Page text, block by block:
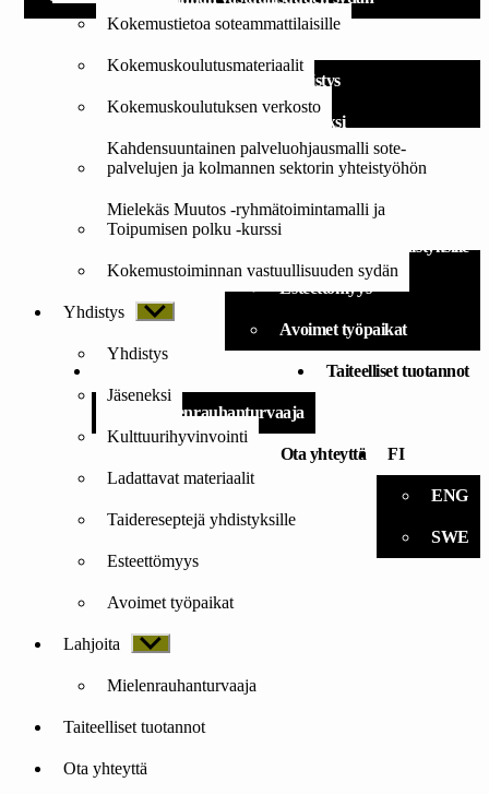
Yhdistys
Jäseneksi
Kulttuurihyvinvointi
Ladattavat materiaalit
Taidereseptejä yhdistyksille
Esteettömyys
Avoimet työpaikat
Mielenrauhanturvaaja
Taiteelliset tuotannot
Ota yhteyttä FI
ENG
SWE
Kokemustietoa soteammattilaisille
Kokemuskoulutusmateriaalit
Kokemuskoulutuksen verkosto
Kahdensuuntainen palveluohjausmalli sote-
palvelujen ja kolmannen sektorin yhteistyöhön
Mielekäs Muutos -ryhmätoimintamalli ja
Toipumisen polku -kurssi
Kokemustoiminnan vastuullisuuden sydän
Yhdistys
Näytä
Yhdistys
Jäseneksi
Kulttuurihyvinvointi
Ladattavat materiaalit
Taidereseptejä yhdistyksille
Esteettömyys
Avoimet työpaikat
Lahjoita
Näytä
Mielenrauhanturvaaja
Taiteelliset tuotannot
Ota yhteyttä